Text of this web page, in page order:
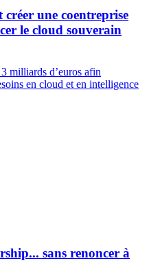
une coentreprise
le cloud souverain
milliards d’euros afin
en cloud et en intelligence
sans renoncer à